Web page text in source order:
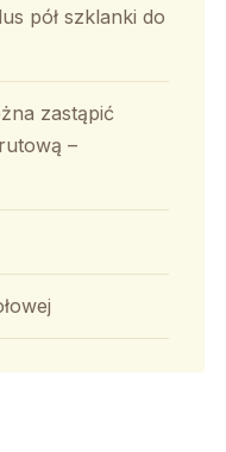
pół szklanki do
zastąpić
–